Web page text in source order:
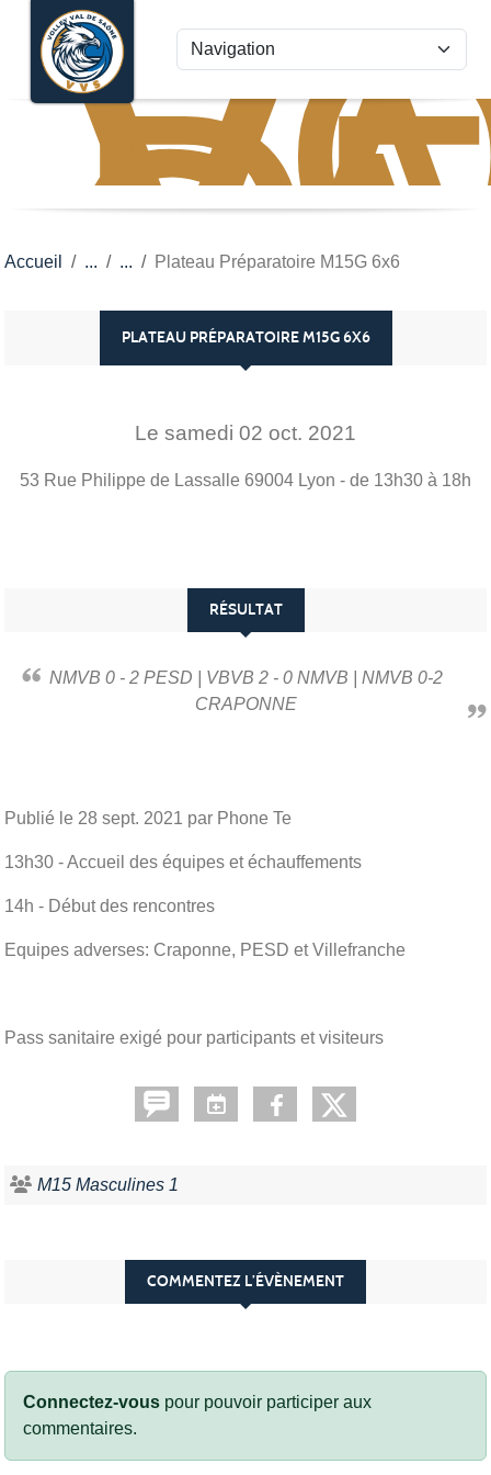
Accueil Plateau Préparatoire M15G 6x6
PLATEAU PRÉPARATOIRE M15G 6X6
Le samedi 02 oct. 2021
53 Rue Philippe de Lassalle 69004 Lyon - de 13h30 à 18h
RÉSULTAT
NMVB 0 - 2 PESD | VBVB 2 - 0 NMVB | NMVB 0-2
CRAPONNE
Publié le 28 sept. 2021 par Phone Te
13h30 - Accueil des équipes et échauffements
14h - Début des rencontres
Equipes adverses: Craponne, PESD et Villefranche
Pass sanitaire exigé pour participants et visiteurs
M15 Masculines 1
COMMENTEZ L’ÉVÈNEMENT
Connectez-vous pour pouvoir participer aux
commentaires.
Panneau de gestion des cookies